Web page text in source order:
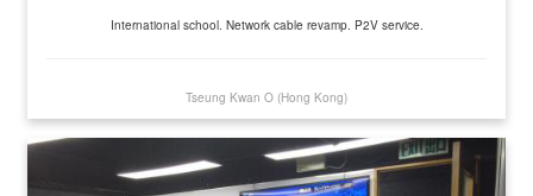
International school. Network cable revamp. P2V service.
Tseung Kwan O (Hong Kong)